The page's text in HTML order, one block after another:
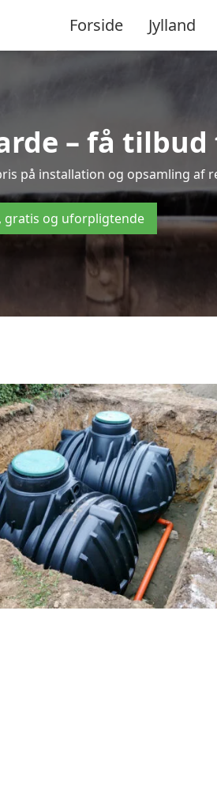
Forside Jylland
– få
på installation og opsamling af
gratis og uforpligtende